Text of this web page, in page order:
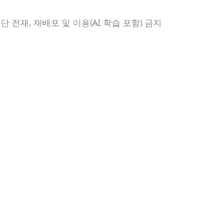
전재, 재배포 및 이용(AI 학습 포함) 금지